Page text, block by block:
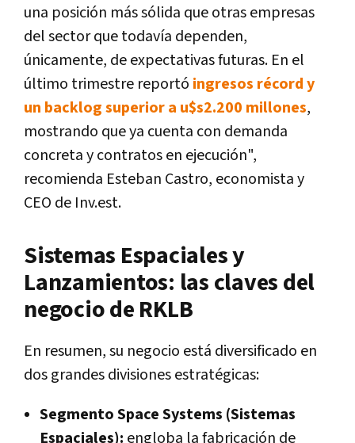
una posición más sólida que otras empresas
del sector que todavía dependen,
únicamente, de expectativas futuras. En el
último trimestre reportó ingresos récord y
un backlog superior a u$s2.200 millones,
mostrando que ya cuenta con demanda
concreta y contratos en ejecución",
recomienda Esteban Castro, economista y
CEO de Inv.est.
Sistemas Espaciales y
Lanzamientos: las claves del
negocio de RKLB
En resumen, su negocio está diversificado en
dos grandes divisiones estratégicas:
Segmento Space Systems (Sistemas
Espaciales): engloba la fabricación de